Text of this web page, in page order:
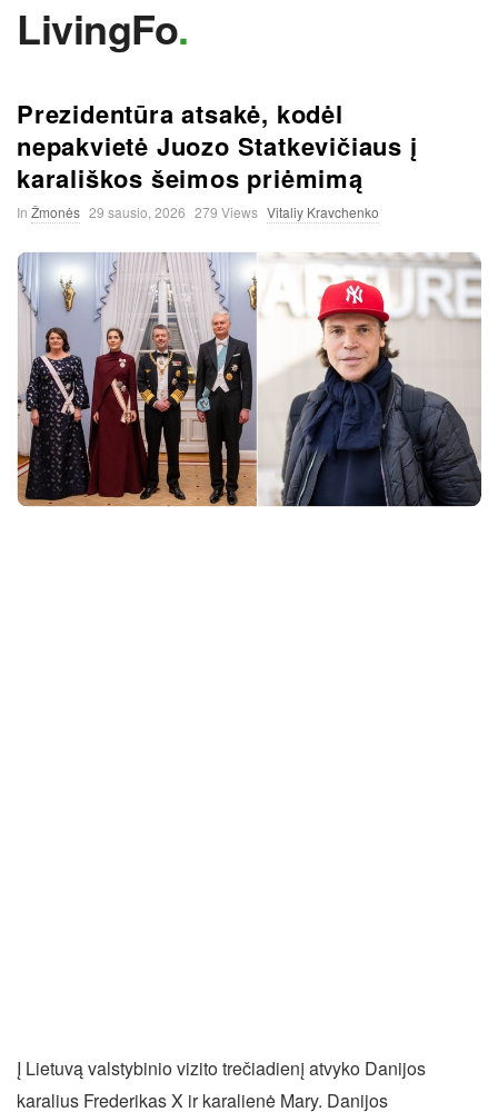
LivingFo.
Prezidentūra atsakė, kodėl
nepakvietė Juozo Statkevičiaus į
karališkos šeimos priėmimą
In Žmonės 29 sausio, 2026 279 Views Vitaliy Kravchenko
Į Lietuvą valstybinio vizito trečiadienį atvyko Danijos
karalius Frederikas X ir karalienė Mary. Danijos